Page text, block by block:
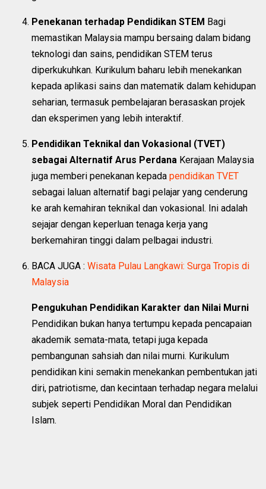
Penekanan terhadap Pendidikan STEM Bagi
memastikan Malaysia mampu bersaing dalam bidang
teknologi dan sains, pendidikan STEM terus
diperkukuhkan. Kurikulum baharu lebih menekankan
kepada aplikasi sains dan matematik dalam kehidupan
seharian, termasuk pembelajaran berasaskan projek
dan eksperimen yang lebih interaktif.
Pendidikan Teknikal dan Vokasional (TVET)
sebagai Alternatif Arus Perdana Kerajaan Malaysia
juga memberi penekanan kepadapendidikan TVET
sebagai laluan alternatif bagi pelajar yang cenderung
ke arah kemahiran teknikal dan vokasional. Ini adalah
sejajar dengan keperluan tenaga kerja yang
berkemahiran tinggi dalam pelbagai industri.
BACA JUGA :Wisata Pulau Langkawi: Surga Tropis di
Malaysia
Pengukuhan Pendidikan Karakter dan Nilai Murni
Pendidikan bukan hanya tertumpu kepada pencapaian
akademik semata-mata, tetapi juga kepada
pembangunan sahsiah dan nilai murni. Kurikulum
pendidikan kini semakin menekankan pembentukan jati
diri, patriotisme, dan kecintaan terhadap negara melalui
subjek seperti Pendidikan Moral dan Pendidikan
Islam.